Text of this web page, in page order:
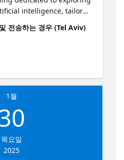
en tareas repetitivas y
problemas de código de
y eficiente. Más
durante la
microsoft/community-
adventures.md
intelligence, tailored
Hosted at the
Tel Aviv, this event
speakers, hands-on
inspiring discussions to
into the world of AI.
starts with Tal Cohen
"Coding the Future
from Microsoft
a shift in
with prompt-based AI
Using tools like Azure
전송하는 경우 (Tel Aviv)
1월
목요일
2025